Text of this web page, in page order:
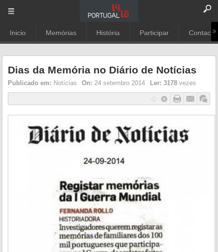
Inicio Memórias História Participar
Dias da Memória no Diário de Notícias
Publicado em: Notícias On: 24 setembro 2014 Ler: 3178 vezes